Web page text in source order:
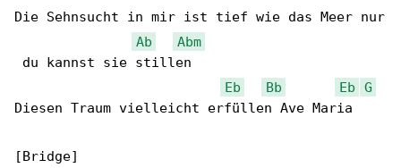
Die Sehnsucht in mir ist tief wie das Meer nur
Ab
Abm
du kannst sie stillen
Eb
Bb Eb
G
Diesen Traum vielleicht erfüllen Ave Maria
[Bridge]